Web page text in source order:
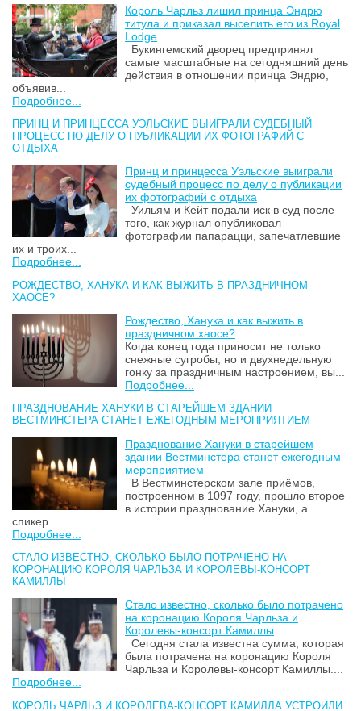
Король Чарльз лишил принца Эндрю
титула и приказал выселить его из Royal
Lodge
Букингемский дворец предпринял
самые масштабные на сегодняшний день
действия в отношении принца Эндрю,
объявив...
Подробнее...
ПРИНЦ И ПРИНЦЕССА УЭЛЬСКИЕ ВЫИГРАЛИ СУДЕБНЫЙ
ПРОЦЕСС ПО ДЕЛУ О ПУБЛИКАЦИИ ИХ ФОТОГРАФИЙ С
ОТДЫХА
Принц и принцесса Уэльские выиграли
судебный процесс по делу о публикации
их фотографий с отдыха
Уильям и Кейт подали иск в суд после
того, как журнал опубликовал
фотографии папарацци, запечатлевшие
их и троих...
Подробнее...
РОЖДЕСТВО, ХАНУКА И КАК ВЫЖИТЬ В ПРАЗДНИЧНОМ
ХАОСЕ?
Рождество, Ханука и как выжить в
праздничном хаосе?
Когда конец года приносит не только
снежные сугробы, но и двухнедельную
гонку за праздничным настроением, вы...
Подробнее...
ПРАЗДНОВАНИЕ ХАНУКИ В СТАРЕЙШЕМ ЗДАНИИ
ВЕСТМИНСТЕРА СТАНЕТ ЕЖЕГОДНЫМ МЕРОПРИЯТИЕМ
Празднование Хануки в старейшем
здании Вестминстера станет ежегодным
мероприятием
В Вестминстерском зале приёмов,
построенном в 1097 году, прошло второе
в истории празднование Хануки, а
спикер...
Подробнее...
СТАЛО ИЗВЕСТНО, СКОЛЬКО БЫЛО ПОТРАЧЕНО НА
КОРОНАЦИЮ КОРОЛЯ ЧАРЛЬЗА И КОРОЛЕВЫ-КОНСОРТ
КАМИЛЛЫ
Стало известно, сколько было потрачено
на коронацию Короля Чарльза и
Королевы-консорт Камиллы
Сегодня стала известна сумма, которая
была потрачена на коронацию Короля
Чарльза и Королевы-консорт Камиллы....
Подробнее...
КОРОЛЬ ЧАРЛЬЗ И КОРОЛЕВА-КОНСОРТ КАМИЛЛА УСТРОИЛИ